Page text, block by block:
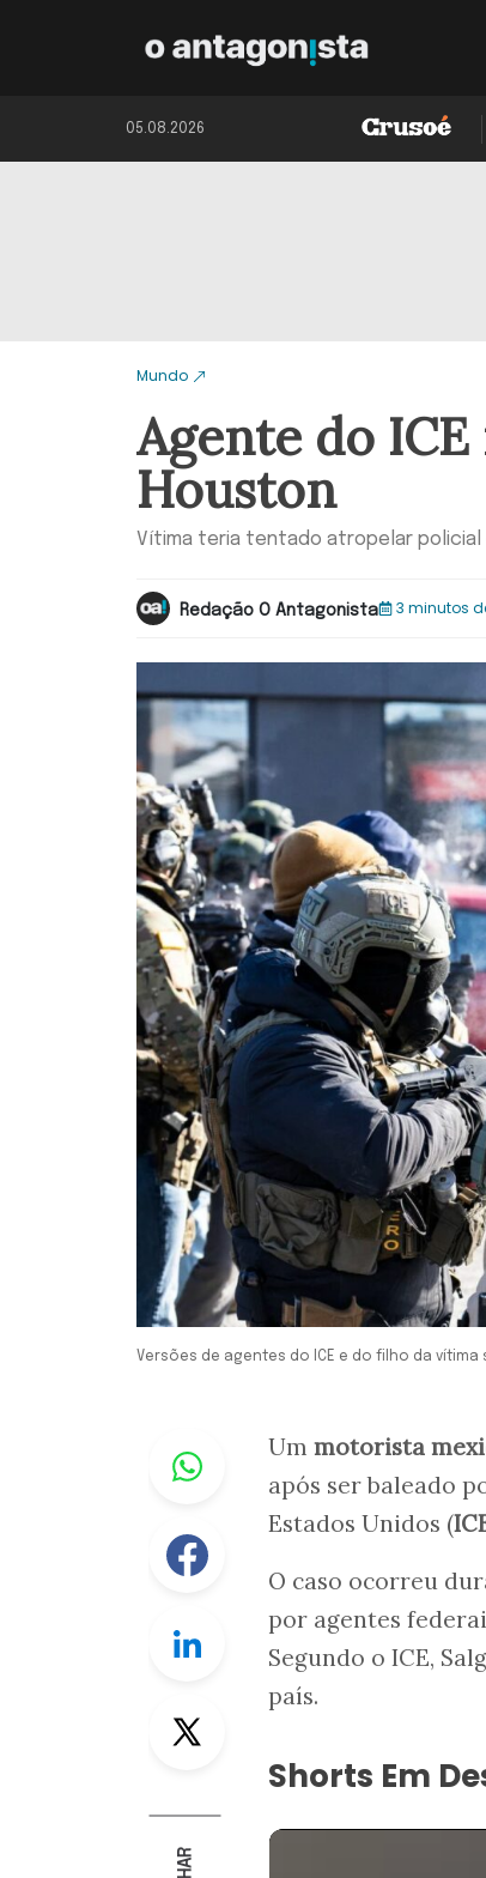
05.08.2026
Mundo
Agente do
Houston
Vítima teria tentado atropelar
Redação O Antagonista 3 minutos
Versões de agentes do ICE e do filho da
Whastapp
Facebook
Linkedin
Twitter
Um motorista
após ser baleado
Estados Unidos (
O caso ocorreu
por agentes
Segundo o ICE,
país.
Shorts Em